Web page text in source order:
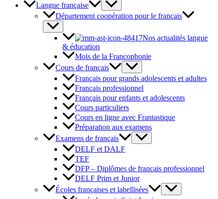
Langue française
Département coopération pour le français
Nos actualités langue
& éducation
Mois de la Francophonie
Cours de français
Français pour grands adolescents et adultes
Français professionnel
Français pour enfants et adolescents
Cours particuliers
Cours en ligne avec Frantastique
Préparation aux examens
Examens de français
DELF et DALF
TEF
DFP – Diplômes de français professionnel
DELF Prim et Junior
Écoles françaises et labellisées